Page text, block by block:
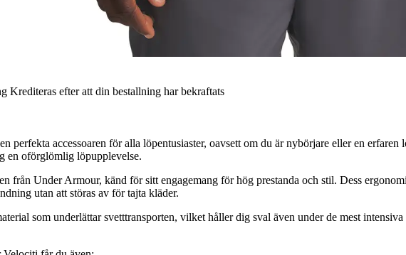
Krediteras efter att din bestallning har bekraftats
perfekta accessoaren för alla löpentusiaster, oavsett om du är nybörjare eller en
en oförglömlig löpupplevelse.
från Under Armour, känd för sitt engagemang för hög prestanda och stil. Dess
utan att störas av för tajta kläder.
som underlättar svetttransporten, vilket håller dig sval även under de mest